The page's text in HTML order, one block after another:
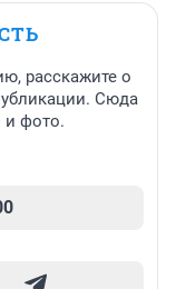
расскажите о
Сюда
и фото.